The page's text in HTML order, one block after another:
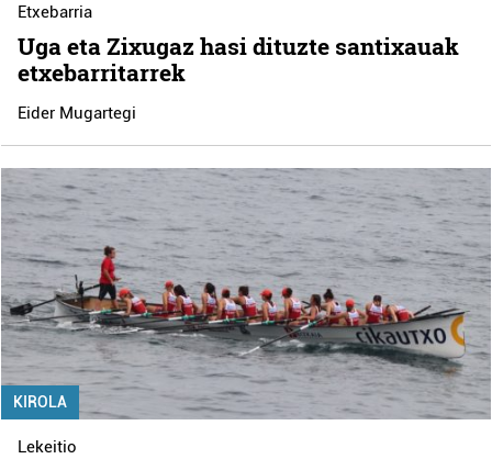
Etxebarria
Uga eta Zixugaz hasi dituzte santixauak
etxebarritarrek
Eider Mugartegi
KIROLA
Lekeitio